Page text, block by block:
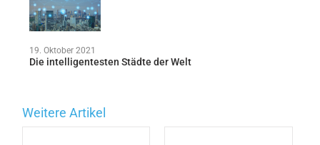
19. Oktober 2021
Die intelligentesten Städte der Welt
Weitere Artikel